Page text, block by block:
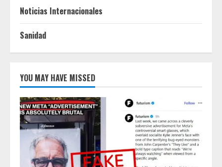
Noticias Internacionales
Sanidad
YOU MAY HAVE MISSED